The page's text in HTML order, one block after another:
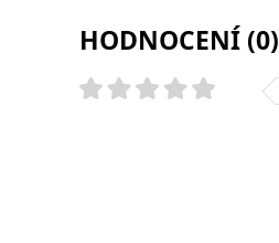
HODNOCENÍ (0)